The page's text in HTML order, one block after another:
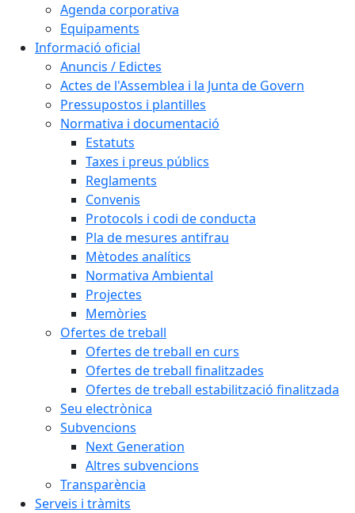
Agenda corporativa
Equipaments
Informació oficial
Anuncis / Edictes
Actes de l'Assemblea i la Junta de Govern
Pressupostos i plantilles
Normativa i documentació
Estatuts
Taxes i preus públics
Reglaments
Convenis
Protocols i codi de conducta
Pla de mesures antifrau
Mètodes analítics
Normativa Ambiental
Projectes
Memòries
Ofertes de treball
Ofertes de treball en curs
Ofertes de treball finalitzades
Ofertes de treball estabilització finalitzada
Seu electrònica
Subvencions
Next Generation
Altres subvencions
Transparència
Serveis i tràmits